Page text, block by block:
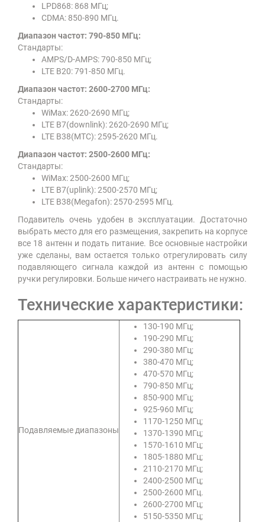
LPD868: 868 МГц;
CDMA: 850-890 МГц.
Диапазон частот: 790-850 МГц:
Стандарты:
AMPS/D-AMPS: 790-850 МГц;
LTE B20: 791-850 МГц.
Диапазон частот: 2600-2700 МГц:
Стандарты:
WiMax: 2620-2690 МГц;
LTE B7(downlink): 2620-2690 МГц;
LTE B38(МТС): 2595-2620 МГц.
Диапазон частот: 2500-2600 МГц:
Стандарты:
WiMax: 2500-2600 МГц;
LTE B7(uplink): 2500-2570 МГц;
LTE B38(Мegafon): 2570-2595 МГц.
Подавитель очень удобен в эксплуатации. Достаточно
выбрать место для его размещения, закрепить на корпусе
все 18 антенн и подать питание. Все основные настройки
уже сделаны, вам остается только отрегулировать силу
подавляющего сигнала каждой из антенн с помощью
ручки регулировки. Больше ничего настраивать не нужно.
Технические характеристики:
Подавляемые диапазоны
130-190 МГц;
190-290 МГц;
290-380 МГц;
380-470 МГц;
470-570 МГц;
790-850 МГц;
850-900 МГц;
925-960 МГц;
1170-1250 МГц;
1370-1390 МГц;
1570-1610 МГц;
1805-1880 МГц;
2110-2170 МГц;
2400-2500 МГц;
2500-2600 МГц.
2600-2700 МГц;
5150-5350 МГц;